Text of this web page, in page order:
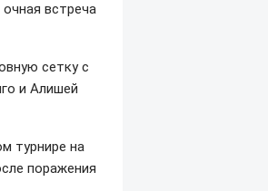
встреча
сетку с
и Алишей
турнире на
поражения